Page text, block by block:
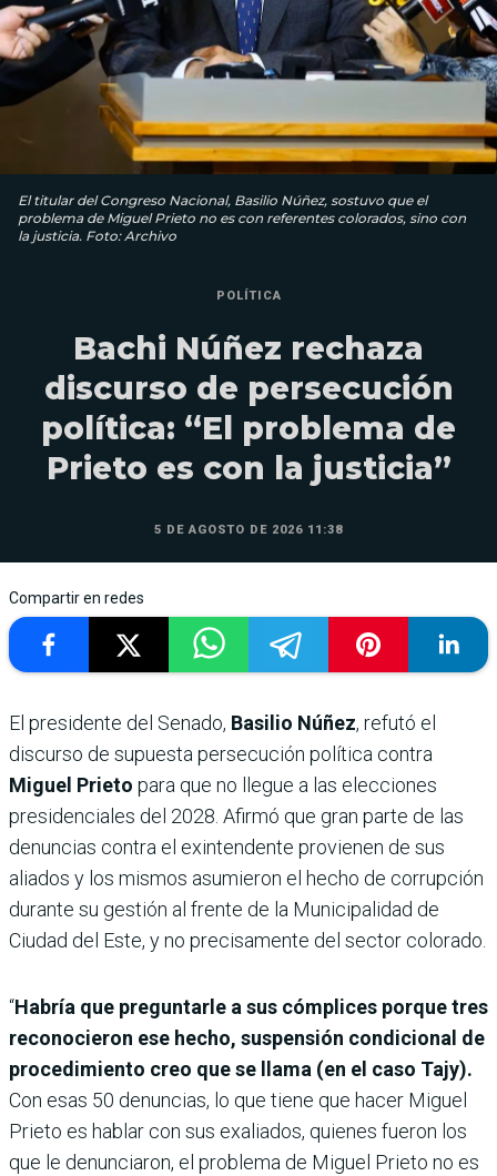
El titular del Congreso Nacional, Basilio Núñez, sostuvo que el
problema de Miguel Prieto no es con referentes colorados, sino con
la justicia. Foto: Archivo
POLÍTICA
Bachi Núñez rechaza
discurso de persecución
política: “El problema de
Prieto es con la justicia”
5 DE AGOSTO DE 2026 11:38
Compartir en redes
El presidente del Senado, Basilio Núñez, refutó el
discurso de supuesta persecución política contra
Miguel Prieto para que no llegue a las elecciones
presidenciales del 2028. Afirmó que gran parte de las
denuncias contra el exintendente provienen de sus
aliados y los mismos asumieron el hecho de corrupción
durante su gestión al frente de la Municipalidad de
Ciudad del Este, y no precisamente del sector colorado.
“Habría que preguntarle a sus cómplices porque tres
reconocieron ese hecho, suspensión condicional de
procedimiento creo que se llama (en el caso Tajy).
Con esas 50 denuncias, lo que tiene que hacer Miguel
Prieto es hablar con sus exaliados, quienes fueron los
que le denunciaron, el problema de Miguel Prieto no es